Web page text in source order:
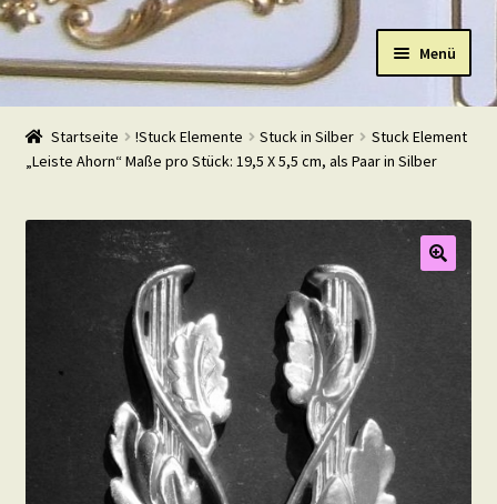
Navigation
Zum
Inhalt
Menü
Start
Shop
Warenkorb
Startseite !Stuck Elemente Stuck in Silber
Stuck Element
„Leiste Ahorn“ Maße pro Stück: 19,5 X 5,5 cm, als Paar in Silber